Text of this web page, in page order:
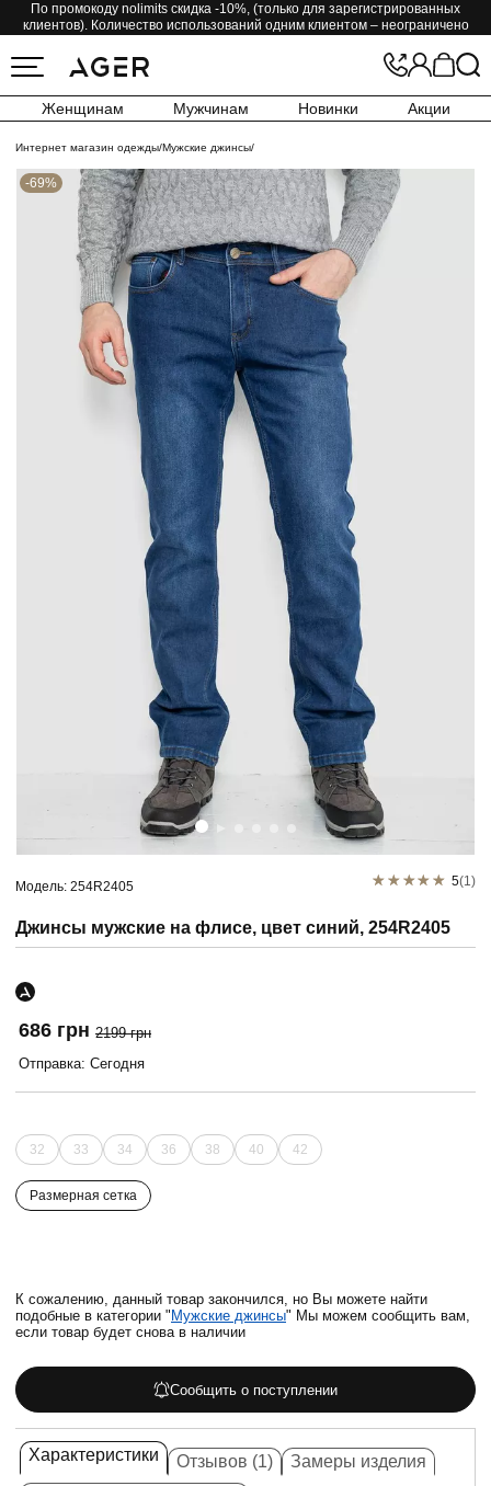
По промокоду nolimits скидка -10%, (только для зарегистрированных
клиентов). Количество использований одним клиентом – неограничено
Женщинам Мужчинам Новинки Акции
Интернет магазин одежды/Мужские джинсы/
-69%
Модель: 254R2405 5(1)
Джинсы мужские на флисе, цвет синий, 254R2405
686 грн 2199 грн
Отправка: Сегодня
32 33 34 36 38 40 42
Размерная сетка
К сожалению, данный товар закончился, но Вы можете найти
подобные в категории "Мужские джинсы" Мы можем сообщить вам,
если товар будет снова в наличии
Сообщить о поступлении
Характеристики Отзывов (1)
Замеры изделия